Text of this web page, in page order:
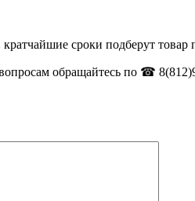
сроки подберут товар
обращайтесь по ☎